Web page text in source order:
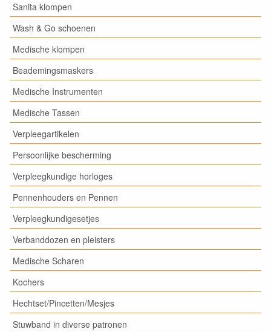
Sanita klompen
Wash & Go schoenen
Medische klompen
Beademingsmaskers
Medische Instrumenten
Medische Tassen
Verpleegartikelen
Persoonlijke bescherming
Verpleegkundige horloges
Pennenhouders en Pennen
Verpleegkundigesetjes
Verbanddozen en pleisters
Medische Scharen
Kochers
Hechtset/Pincetten/Mesjes
Stuwband in diverse patronen